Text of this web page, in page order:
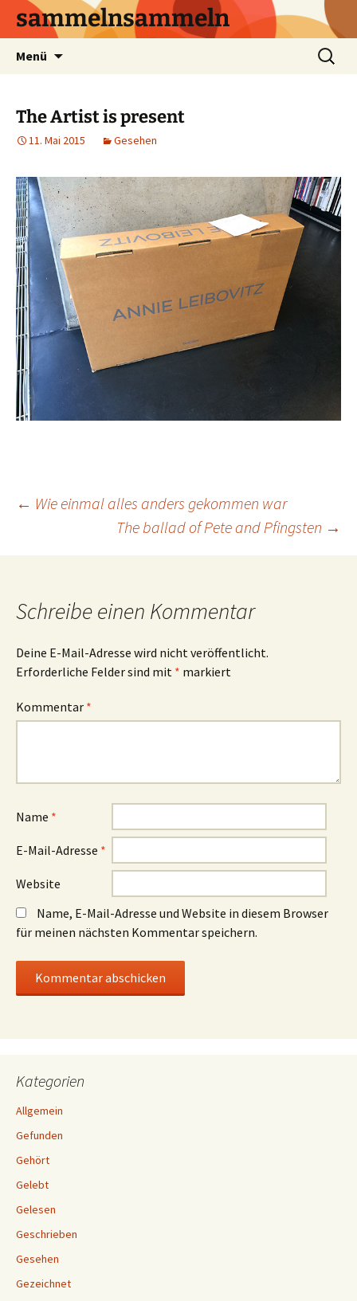
sammelnsammeln
Menü
Suchen
nach:
The Artist is present
11. Mai 2015 Gesehen
Beitrags-
Navigation
← Wie einmal alles anders gekommen war
The ballad of Pete and Pfingsten →
Schreibe einen Kommentar
Deine E-Mail-Adresse wird nicht veröffentlicht.
Erforderliche Felder sind mit * markiert
Kommentar *
Name *
E-Mail-Adresse *
Website
Name, E-Mail-Adresse und Website in diesem Browser
für meinen nächsten Kommentar speichern.
Kategorien
Allgemein
Gefunden
Gehört
Gelebt
Gelesen
Geschrieben
Gesehen
Gezeichnet